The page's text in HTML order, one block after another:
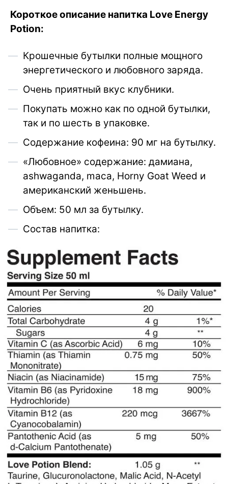
Короткое описание напитка Love Energy
Potion:
Крошечные бутылки полные мощного
энергетического и любовного заряда.
Очень приятный вкус клубники.
Покупать можно как по одной бутылки,
так и по шесть в упаковке.
Содержание кофеина: 90 мг на бутылку.
«Любовное» содержание: дамиана,
ashwaganda, maca, Horny Goat Weed и
американский женьшень.
Объем: 50 мл за бутылку.
Состав напитка: